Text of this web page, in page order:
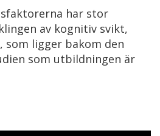
har stor
av kognitiv svikt,
som ligger bakom den
som utbildningen är